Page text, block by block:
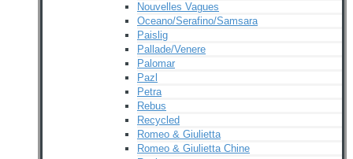
Nouvelles Vagues
Oceano/Serafino/Samsara
Paislig
Pallade/Venere
Palomar
Pazl
Petra
Rebus
Recycled
Romeo & Giulietta
Romeo & Giulietta Chine